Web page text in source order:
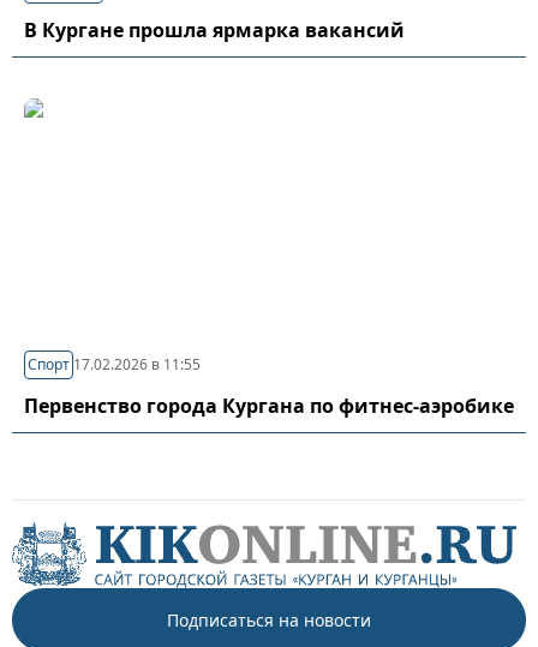
В Кургане прошла ярмарка вакансий
Спорт 17.02.2026 в 11:55
Первенство города Кургана по фитнес-аэробике
Подписаться на новости